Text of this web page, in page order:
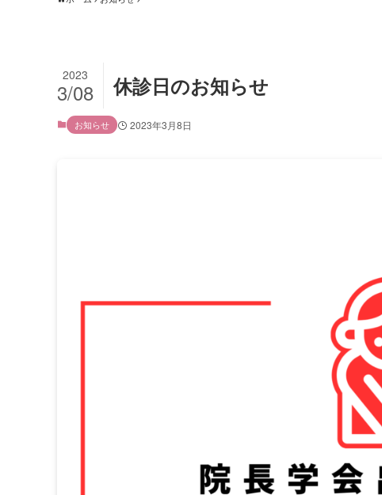
休診日のお知らせ
2023
3/08
お知らせ 2023年3月8日